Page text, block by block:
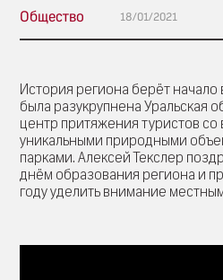
Общество 18/01/2021
История региона берёт
была разукрупнена Уральская
центр притяжения туристов со
уникальными природными
парками. Алексей Текслер
днём образования региона и
году уделить внимание